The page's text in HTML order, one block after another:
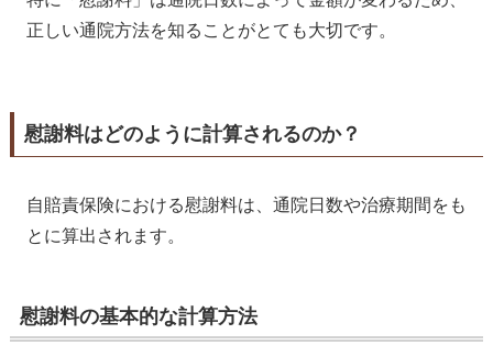
正しい通院方法を知ることがとても大切です。
慰謝料はどのように計算されるのか？
自賠責保険における慰謝料は、通院日数や治療期間をも
とに算出されます。
慰謝料の基本的な計算方法